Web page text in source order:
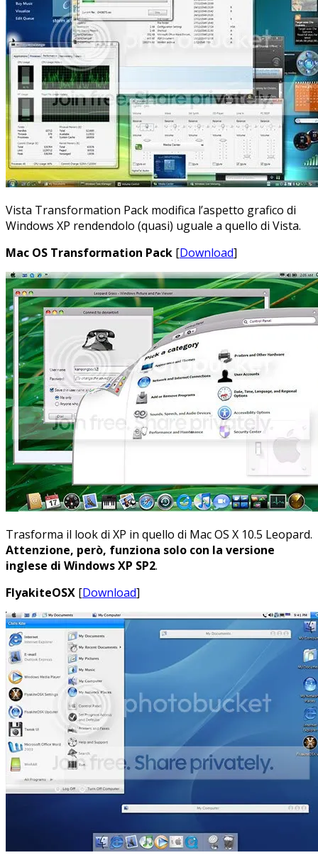
Vista Transformation Pack modifica l’aspetto grafico di
Windows XP rendendolo (quasi) uguale a quello di Vista.
Mac OS Transformation Pack [Download]
Trasforma il look di XP in quello di Mac OS X 10.5 Leopard.
Attenzione, però, funziona solo con la versione
inglese di Windows XP SP2.
FlyakiteOSX [Download]